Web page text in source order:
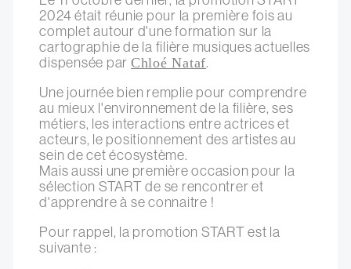
2024 était réunie pour la première fois au
complet autour d'une formation sur la
cartographie de la filière musiques actuelles
dispensée par Chloé Nataf.
Une journée bien remplie pour comprendre
au mieux l'environnement de la filière, ses
métiers, les interactions entre actrices et
acteurs, le positionnement des artistes au
sein de cet écosystème.
Mais aussi une première occasion pour la
sélection START de se rencontrer et
d'apprendre à se connaitre !
Pour rappel, la promotion START est la
suivante :